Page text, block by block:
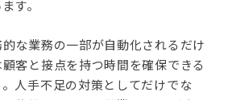
す。
な業務の一部が自動化されるだけ
客と接点を持つ時間を確保できる
人手不足の対策としてだけでな